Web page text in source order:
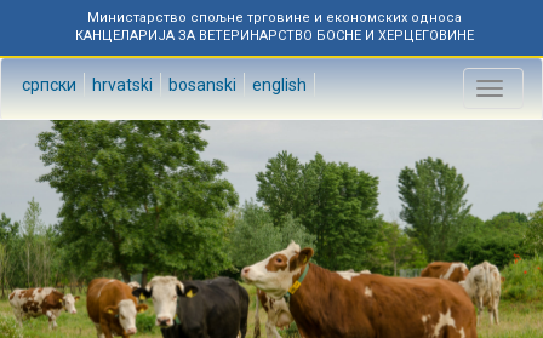
Министарство спољне трговине и економских односа
КАНЦЕЛАРИЈА ЗА ВЕТЕРИНАРСТВО БОСНЕ И ХЕРЦЕГОВИНЕ
српски hrvatski bosanski english
Toggle